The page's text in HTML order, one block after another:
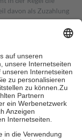
davon als Zuzahlung
in Höhe von zehn
als die tatsächlichen
Apotheken.
beträgt die
Euro je
eigene Gesundheit zu
zu unterstützen,